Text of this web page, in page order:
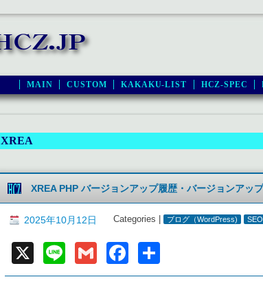
MAIN CUSTOM KAKAKU-LIST HCZ-SPEC
XREA
XREA PHP バージョンアップ履歴・バージョンアッ
2025年10月12日 Categories | ブログ（WordPress) SEO
X Line GmailFacebook
有